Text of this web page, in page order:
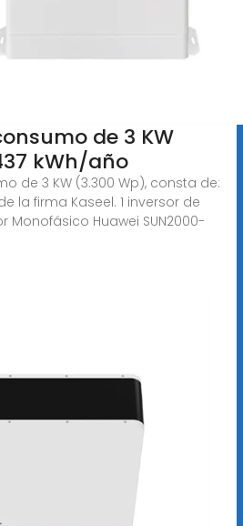
de 3 KW
kWh/año
de 3 KW (3.300 Wp), consta de:
la firma Kaseel. 1 inversor de
Monofásico Huawei SUN2000-